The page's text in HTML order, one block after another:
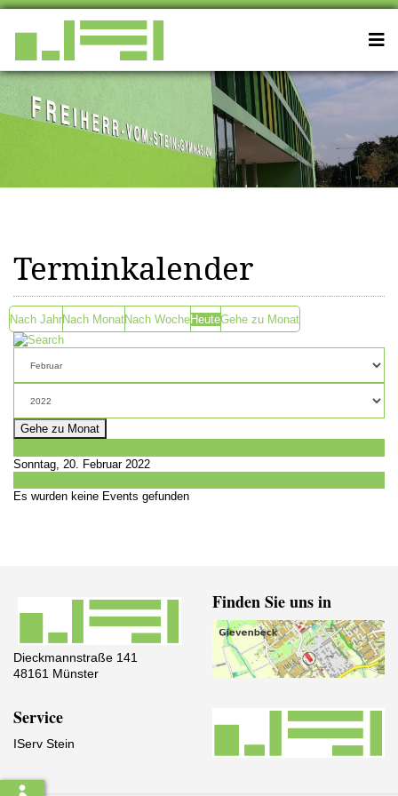
Terminkalender
Nach JahrNach MonatNach WocheHeuteGehe zu Monat
Gehe zu Monat
Sonntag, 20. Februar 2022
Es wurden keine Events gefunden
Dieckmannstraße 141
48161 Münster
Finden Sie uns in
Service
IServ Stein